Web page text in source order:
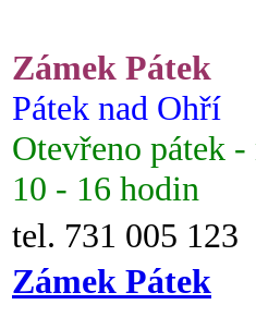
Zámek Pátek
Pátek nad Ohří
Otevřeno pátek -
10 - 16 hodin
tel. 731 005 123
Zámek Pátek